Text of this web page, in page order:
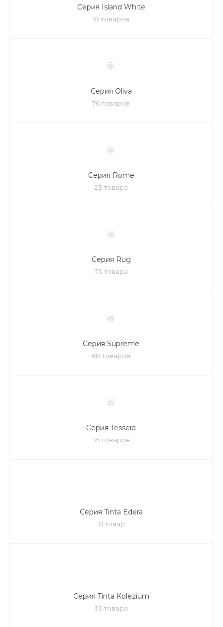
Серия Island White
10 товаров
Серия Oliva
76 товаров
Серия Rome
23 товара
Серия Rug
73 товара
Серия Supreme
68 товаров
Серия Tessera
35 товаров
Серия Tinta Edera
31 товар
Серия Tinta Kolezium
33 товара